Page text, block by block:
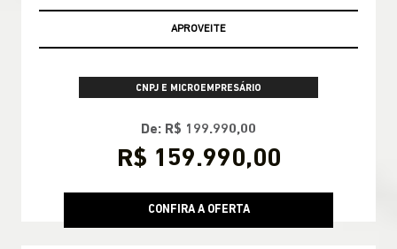
TAXA ZERO EM 24X
De: R$ 174.990,00
CONFIRA A OFERTA